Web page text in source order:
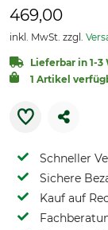
469,00
inkl. MwSt. zzgl.
Lieferbar in 1-3
1 Artikel
Schneller
Sichere
Kauf auf